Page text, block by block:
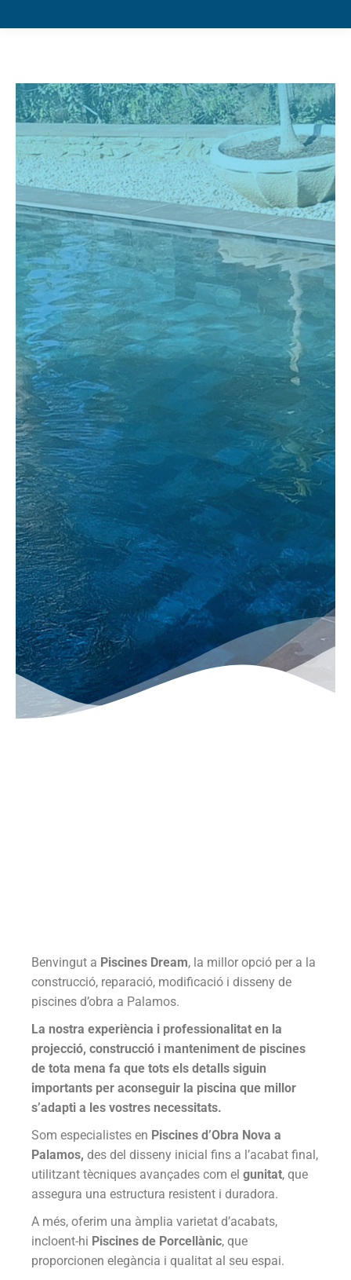
Benvingut a Piscines Dream, la millor opció per a la
construcció, reparació, modificació i disseny de
piscines d’obra a Palamos.
La nostra experiència i professionalitat en la
projecció, construcció i manteniment de piscines
de tota mena fa que tots els detalls siguin
importants per aconseguir la piscina que millor
s’adapti a les vostres necessitats.
Som especialistes en Piscines d’Obra Nova a
Palamos, des del disseny inicial fins a l’acabat final,
utilitzant tècniques avançades com el gunitat, que
assegura una estructura resistent i duradora.
A més, oferim una àmplia varietat d’acabats,
incloent-hi Piscines de Porcellànic, que
proporcionen elegància i qualitat al seu espai.